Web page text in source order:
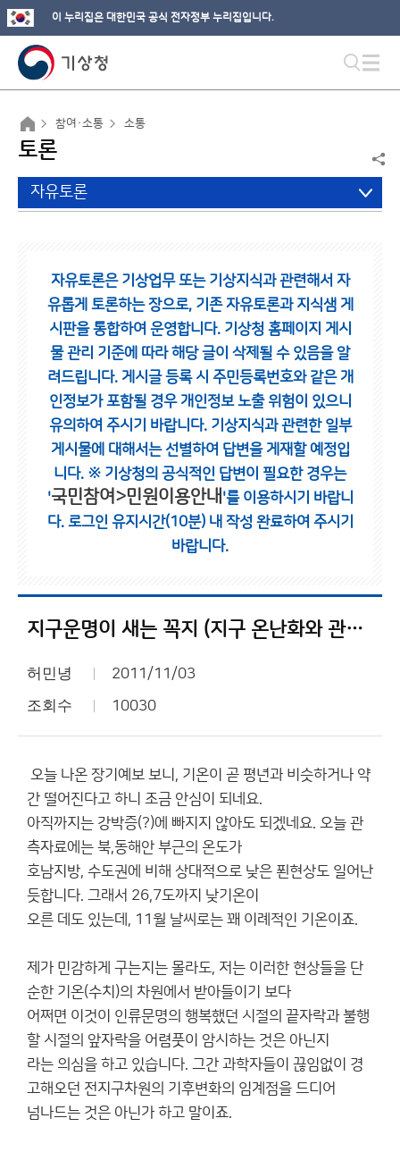
이 누리집은 대한민국 공식 전자정부 누리집입니다.
참여·소통 소통
토론
자유토론
자유토론은 기상업무 또는 기상지식과 관련해서 자
유롭게 토론하는 장으로, 기존 자유토론과 지식샘 게
시판을 통합하여 운영합니다. 기상청 홈페이지 게시
물 관리 기준에 따라 해당 글이 삭제될 수 있음을 알
려드립니다. 게시글 등록 시 주민등록번호와 같은 개
인정보가 포함될 경우 개인정보 노출 위험이 있으니
유의하여 주시기 바랍니다. 기상지식과 관련한 일부
게시물에 대해서는 선별하여 답변을 게재할 예정입
니다. ※ 기상청의 공식적인 답변이 필요한 경우는
'국민참여>민원이용안내 '를 이용하시기 바랍니
다. 로그인 유지시간(10분) 내 작성 완료하여 주시기
바랍니다.
지구운명이 새는 꼭지 (지구 온난화와 관련해서)
허민녕 2011/11/03
조회수 10030
오늘 나온 장기예보 보니, 기온이 곧 평년과 비슷하거나 약
간 떨어진다고 하니 조금 안심이 되네요.
아직까지는 강박증(?)에 빠지지 않아도 되겠네요. 오늘 관
측자료에는 북,동해안 부근의 온도가
호남지방, 수도권에 비해 상대적으로 낮은 푄현상도 일어난
듯합니다. 그래서 26,7도까지 낮기온이
오른 데도 있는데, 11월 날씨로는 꽤 이례적인 기온이죠.
제가 민감하게 구는지는 몰라도, 저는 이러한 현상들을 단
순한 기온(수치)의 차원에서 받아들이기 보다
어쩌면 이것이 인류문명의 행복했던 시절의 끝자락과 불행
할 시절의 앞자락을 어렴풋이 암시하는 것은 아닌지
라는 의심을 하고 있습니다. 그간 과학자들이 끊임없이 경
고해오던 전지구차원의 기후변화의 임계점을 드디어
넘나드는 것은 아닌가 하고 말이죠.